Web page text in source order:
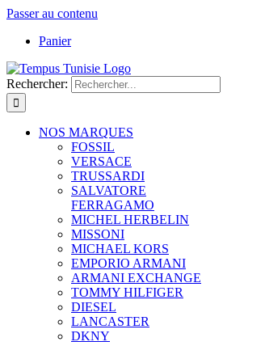
Passer au contenu
Panier
Rechercher:
NOS MARQUES
FOSSIL
VERSACE
TRUSSARDI
SALVATORE
FERRAGAMO
MICHEL HERBELIN
MISSONI
MICHAEL KORS
EMPORIO ARMANI
ARMANI EXCHANGE
TOMMY HILFIGER
DIESEL
LANCASTER
DKNY